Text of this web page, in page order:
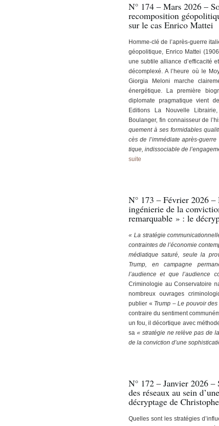
N° 174 – Mars 2026 –
recomposition
sur le cas Enrico Mattei
Homme-clé de l’après-guerre
géopolitique, Enrico Mattei
une subtile alliance d’efficacité
décomplexé. A l’heure où le
Giorgia Meloni marche
énergétique. La première
diplomate pragmatique vient
Editions La Nouvelle
Boulanger, fin connaisseur de
quement à ses formidables
cès de l’immédiate après-
tique, indissociable de
suite
N° 173 – Février 2026
ingénierie de la
remarquable » : le
« La stratégie
contraintes de l’économie
médiatique saturé, seule la
Trump, en campagne
l’audience et que l’audience
Criminologie au Conservatoire
nombreux ouvrages
publier « Trump – Le pouvoir
contraire du sentiment
un fou, il décortique avec
sa « stratégie ne relève pas de
de la conviction d’une
N° 172 – Janvier 2026
des réseaux au sein
décryptage de
Quelles sont les stratégies